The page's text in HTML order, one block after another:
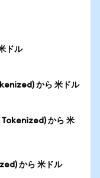
ドル
から 米ドル
から 米
から 米ドル